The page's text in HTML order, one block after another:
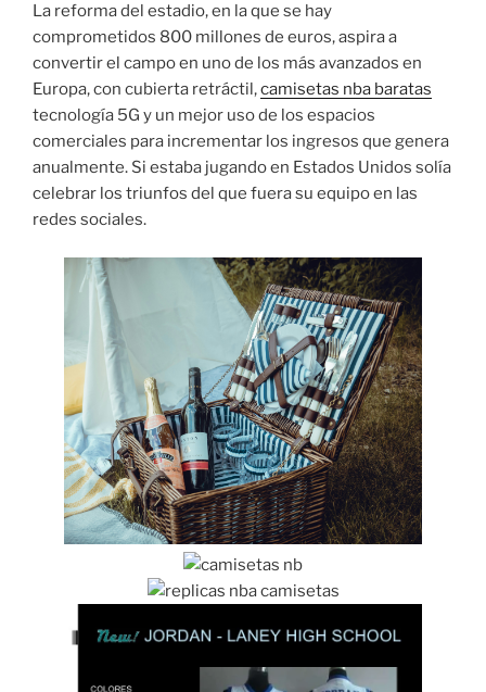
La reforma del estadio, en la que se hay
comprometidos 800 millones de euros, aspira a
convertir el campo en uno de los más avanzados en
Europa, con cubierta retráctil,camisetas nba baratas
tecnología 5G y un mejor uso de los espacios
comerciales para incrementar los ingresos que genera
anualmente. Si estaba jugando en Estados Unidos solía
celebrar los triunfos del que fuera su equipo en las
redes sociales.